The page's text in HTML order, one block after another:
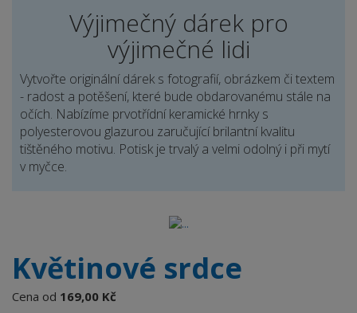
Výjimečný dárek pro
výjimečné lidi
Vytvořte originální dárek s fotografií, obrázkem či textem
- radost a potěšení, které bude obdarovanému stále na
očích. Nabízíme prvotřídní keramické hrnky s
polyesterovou glazurou zaručující brilantní kvalitu
tištěného motivu. Potisk je trvalý a velmi odolný i při mytí
v myčce.
Květinové srdce
Cena od 169,00 Kč